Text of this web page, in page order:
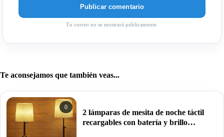
Tu correo no se mostrará públicamente.
Te aconsejamos que también veas...
0
2 lámparas de mesita de noche táctil
recargables con batería y brillo